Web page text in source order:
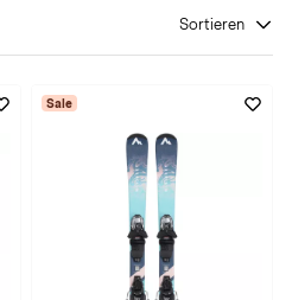
Sortieren
Sale